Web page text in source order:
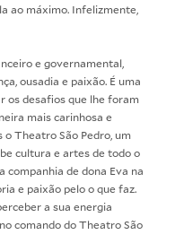
ao máximo. Infelizmente,
e governamental,
ousadia e paixão. É uma
os desafios que lhe foram
mais carinhosa e
o Theatro São Pedro, um
cultura e artes de todo o
companhia de dona Eva na
e paixão pelo o que faz.
a sua energia
comando do Theatro São